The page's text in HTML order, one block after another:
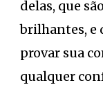
delas, que
brilhantes, e
provar sua
qualquer